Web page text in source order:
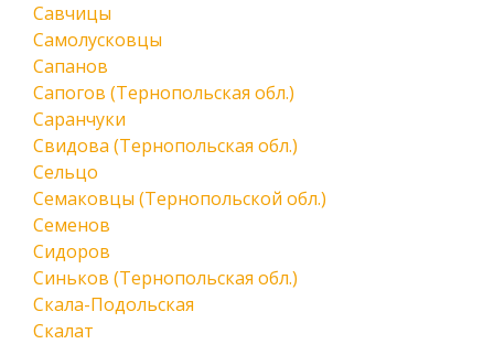
Савчицы
Самолусковцы
Сапанов
Сапогов (Тернопольская обл.)
Саранчуки
Свидова (Тернопольская обл.)
Сельцо
Семаковцы (Тернопольской обл.)
Семенов
Сидоров
Синьков (Тернопольская обл.)
Скала-Подольская
Скалат